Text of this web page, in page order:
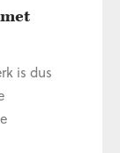
is dus